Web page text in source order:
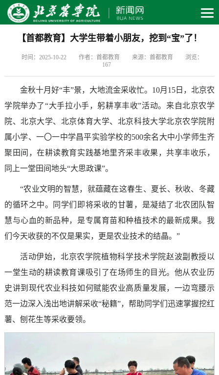
【首都教育】大学生带着小朋友，挖到“宝”了！
时间：2025-10-22 作者：首都教育 来源：首都教育
浏览：
167
金秋十月好“丰”景，大地流金采收忙。10月15日，北京农
学院举办了“大手拉小手，躬耕享丰收”活动。来自北京农学
院、北京大学、北京体育大学、北京科技大学北京农学院附
属小学、一〇一中学昌平实验学校的500余名大中小学师生齐
聚田间，在耕读教育实践基地里齐采丰收果，共享丰收乐，
同上一堂田间地头“大思政课”。
“农业文明的智慧，就蕴藏在这春生、夏长、秋收、冬藏
的循环之中。同学们即将采收的甘薯，是凝结了北农团队智
慧与心血的新品种，是专属育苗和种植技术的最新成果。我
们今天收获的不仅是果实，更是农业技术的结晶。”
活动伊始，北京农学院植物科学技术学院赵波副教授以
一堂生动的耕读教育课吸引了在场师生的目光。他从农业历
史讲到现代农业科技如何赋能农业高质量发展，一边弯腰示
范一边深入浅出地讲解采收“秘籍”，帮助同学们迅速掌握挖红
薯、刨花生等采收要领。